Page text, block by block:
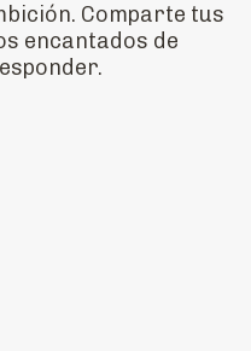
Comparte tus
encantados de